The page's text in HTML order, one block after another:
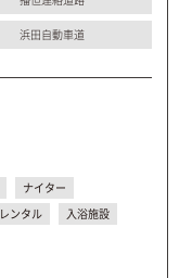
浜田自動車道
ナイター
レンタル
入浴施設